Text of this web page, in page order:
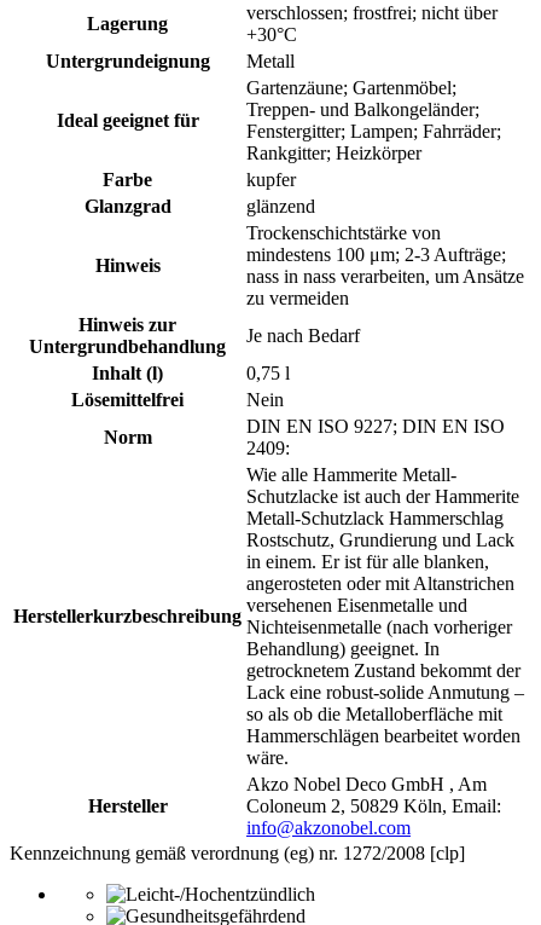
Lagerung
verschlossen; frostfrei; nicht über
+30°C
Untergrundeignung
Metall
Ideal geeignet für
Gartenzäune; Gartenmöbel;
Treppen- und Balkongeländer;
Fenstergitter; Lampen; Fahrräder;
Rankgitter; Heizkörper
Farbe
kupfer
Glanzgrad
glänzend
Hinweis
Trockenschichtstärke von
mindestens 100 μm; 2-3 Aufträge;
nass in nass verarbeiten, um Ansätze
zu vermeiden
Hinweis zur
Untergrundbehandlung
Je nach Bedarf
Inhalt (l)
0,75 l
Lösemittelfrei
Nein
Norm
DIN EN ISO 9227; DIN EN ISO
2409:
Herstellerkurzbeschreibung
Wie alle Hammerite Metall-
Schutzlacke ist auch der Hammerite
Metall-Schutzlack Hammerschlag
Rostschutz, Grundierung und Lack
in einem. Er ist für alle blanken,
angerosteten oder mit Altanstrichen
versehenen Eisenmetalle und
Nichteisenmetalle (nach vorheriger
Behandlung) geeignet. In
getrocknetem Zustand bekommt der
Lack eine robust-solide Anmutung –
so als ob die Metalloberfläche mit
Hammerschlägen bearbeitet worden
wäre.
Hersteller
Akzo Nobel Deco GmbH , Am
Coloneum 2, 50829 Köln, Email:
info@akzonobel.com
Kennzeichnung gemäß verordnung (eg) nr. 1272/2008 [clp]